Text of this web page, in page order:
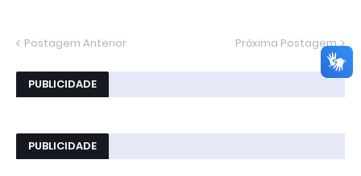
Postagem Anterior Próxima Postagem
PUBLICIDADE
PUBLICIDADE